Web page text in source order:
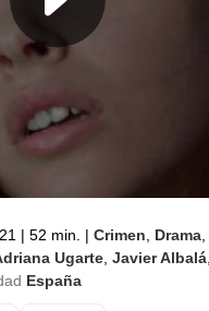
| 52 min. | Crimen Drama
Ugarte Javier Albalá
España